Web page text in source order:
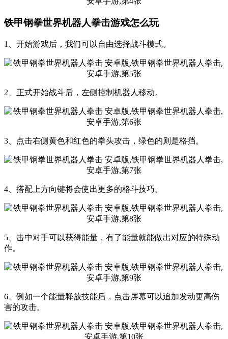
铁甲钢拳世界机器人拳击游戏怎么玩
1、开始游戏后，我们可以自由选择战斗模式。
2、正式开始战斗后，左侧控制机器人移动。
3、点击右侧黄色和红色的拳头攻击，绿色的则是格挡。
4、搭配上方向键将会使出更多的格斗技巧。
5、击中对手可以获得能量，有了能量就能做出对应的特殊动
作。
6、例如一个能量释放技能后，点击屏幕可以追加发动更高伤
害的攻击。